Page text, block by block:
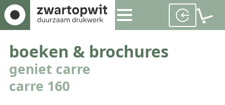
boeken & brochures
geniet carre
carre 160